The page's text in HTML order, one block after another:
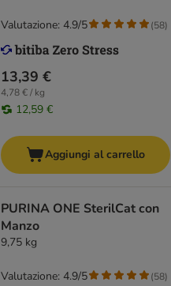
13,39 €
4,78 € / kg
12,59 €
Valutazione: 4.9/5 (58)
Aggiungi al carrello
PURINA ONE SterilCat con
Manzo
9,75 kg
Valutazione: 4.9/5 (58)